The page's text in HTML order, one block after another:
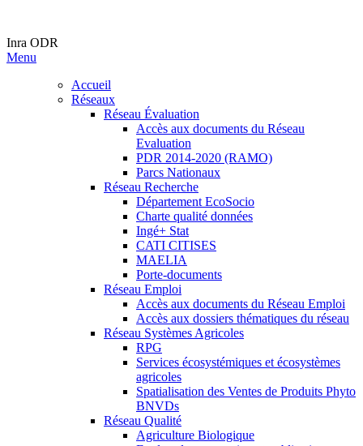
Inra ODR
Menu
Accueil
Réseaux
Réseau Évaluation
Accès aux documents du Réseau
Evaluation
PDR 2014-2020 (RAMO)
Parcs Nationaux
Réseau Recherche
Département EcoSocio
Charte qualité données
Ingé+ Stat
CATI CITISES
MAELIA
Porte-documents
Réseau Emploi
Accès aux documents du Réseau Emploi
Accès aux dossiers thématiques du réseau
Réseau Systèmes Agricoles
RPG
Services écosystémiques et écosystèmes
agricoles
Spatialisation des Ventes de Produits Phyto
BNVDs
Réseau Qualité
Agriculture Biologique